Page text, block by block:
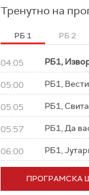
Тренутно на
РБ 1 РБ 2
04:05 РБ1,
05:00 РБ1, Вести
05:05 РБ1,
05:57 РБ1, Да
06:00 РБ1,
ПРОГРАМСКА